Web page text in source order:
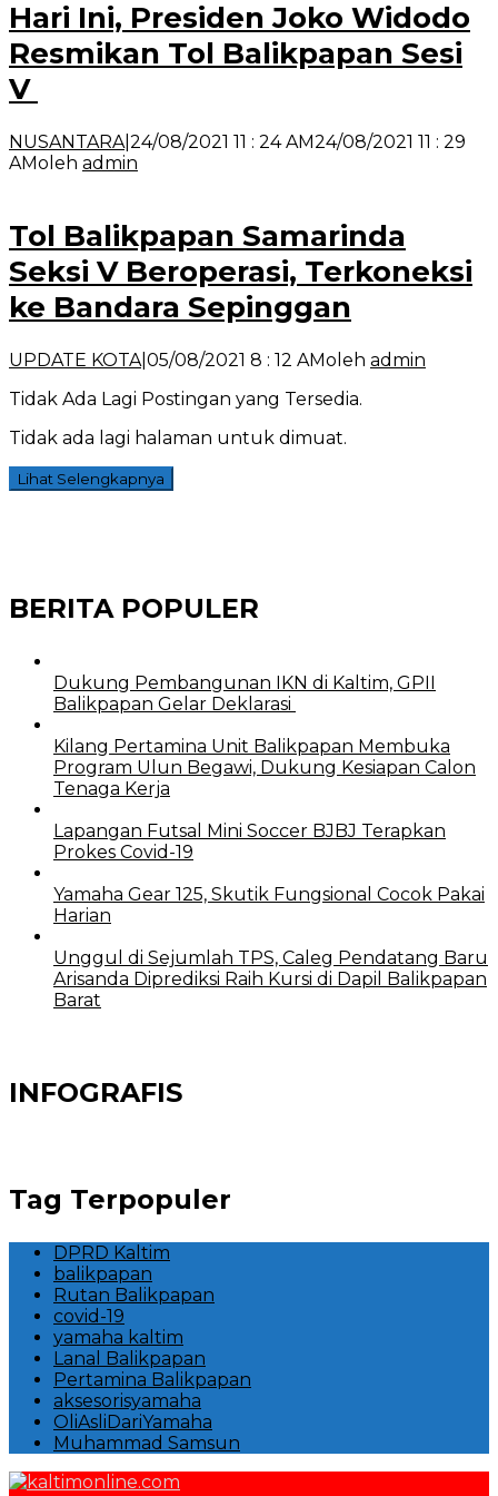
Hari Ini, Presiden Joko Widodo
Resmikan Tol Balikpapan Sesi
V
NUSANTARA| 24/08/2021 11 : 24 AM24/08/2021 11 : 29
AMoleh admin
Tol Balikpapan Samarinda
Seksi V Beroperasi, Terkoneksi
ke Bandara Sepinggan
UPDATE KOTA| 05/08/2021 8 : 12 AMoleh admin
Tidak Ada Lagi Postingan yang Tersedia.
Tidak ada lagi halaman untuk dimuat.
Lihat Selengkapnya
BERITA POPULER
Dukung Pembangunan IKN di Kaltim, GPII
Balikpapan Gelar Deklarasi
Kilang Pertamina Unit Balikpapan Membuka
Program Ulun Begawi, Dukung Kesiapan Calon
Tenaga Kerja
Lapangan Futsal Mini Soccer BJBJ Terapkan
Prokes Covid-19
Yamaha Gear 125, Skutik Fungsional Cocok Pakai
Harian
Unggul di Sejumlah TPS, Caleg Pendatang Baru
Arisanda Diprediksi Raih Kursi di Dapil Balikpapan
Barat
INFOGRAFIS
Tag Terpopuler
DPRD Kaltim
balikpapan
Rutan Balikpapan
covid-19
yamaha kaltim
Lanal Balikpapan
Pertamina Balikpapan
aksesorisyamaha
OliAsliDariYamaha
Muhammad Samsun